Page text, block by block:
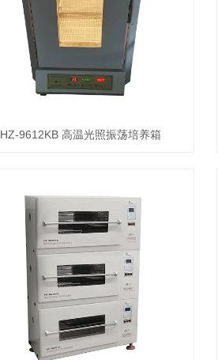
HZ-9612KB 高温光照振荡培养箱